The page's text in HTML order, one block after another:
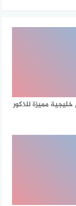
مميزة للذكور